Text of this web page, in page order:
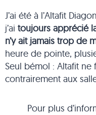
J’ai été à l’Altafit
j’ai toujours apprécié
n’y ait jamais trop de
heure de pointe,
Seul bémol : Altafit ne
contrairement aux
Pour plus